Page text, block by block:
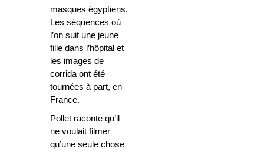
masques égyptiens.
Les séquences où
l’on suit une jeune
fille dans l’hôpital et
les images de
corrida ont été
tournées à part, en
France.
Pollet raconte qu’il
ne voulait filmer
qu’une seule chose